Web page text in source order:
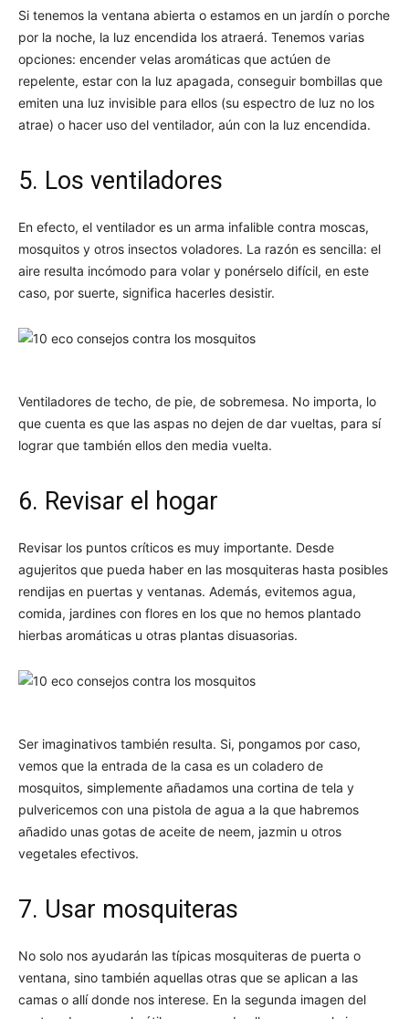
Si tenemos la ventana abierta o estamos en un jardín o porche
por la noche, la luz encendida los atraerá. Tenemos varias
opciones: encender velas aromáticas que actúen de
repelente, estar con la luz apagada, conseguir bombillas que
emiten una luz invisible para ellos (su espectro de luz no los
atrae) o hacer uso del ventilador, aún con la luz encendida.
5. Los ventiladores
En efecto, el ventilador es un arma infalible contra moscas,
mosquitos y otros insectos voladores. La razón es sencilla: el
aire resulta incómodo para volar y ponérselo difícil, en este
caso, por suerte, significa hacerles desistir.
Ventiladores de techo, de pie, de sobremesa. No importa, lo
que cuenta es que las aspas no dejen de dar vueltas, para sí
lograr que también ellos den media vuelta.
6. Revisar el hogar
Revisar los puntos críticos es muy importante. Desde
agujeritos que pueda haber en las mosquiteras hasta posibles
rendijas en puertas y ventanas. Además, evitemos agua,
comida, jardines con flores en los que no hemos plantado
hierbas aromáticas u otras plantas disuasorias.
Ser imaginativos también resulta. Si, pongamos por caso,
vemos que la entrada de la casa es un coladero de
mosquitos, simplemente añadamos una cortina de tela y
pulvericemos con una pistola de agua a la que habremos
añadido unas gotas de aceite de neem, jazmin u otros
vegetales efectivos.
7. Usar mosquiteras
No solo nos ayudarán las típicas mosquiteras de puerta o
ventana, sino también aquellas otras que se aplican a las
camas o allí donde nos interese. En la segunda imagen del